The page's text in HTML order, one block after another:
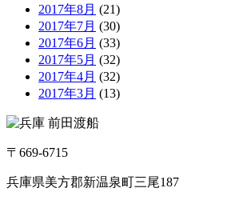
2017年8月 (21)
2017年7月 (30)
2017年6月 (33)
2017年5月 (32)
2017年4月 (32)
2017年3月 (13)
〒669-6715
兵庫県美方郡新温泉町三尾187